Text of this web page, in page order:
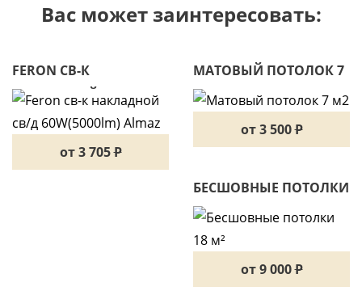
Вас может заинтересовать:
FERON СВ-К
НАКЛАДНОЙ СВ/Д
60W(5000LM) ALMAZ
от 3 705P
МАТОВЫЙ ПОТОЛОК 7
М2
от 3 500P
БЕСШОВНЫЕ ПОТОЛКИ
18 М²
от 9 000P